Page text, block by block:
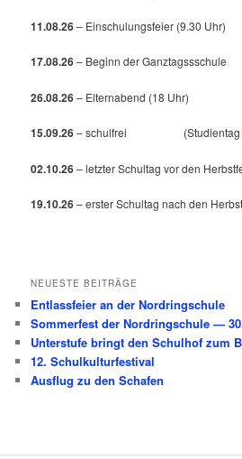
11.08.26– Einschulungsfeier (9.30 Uhr)
17.08.26– Beginn der Ganztagssschule
26.08.26– Elternabend (18 Uhr)
15.09.26– schulfrei (Studientag
02.10.26– letzter Schultag vor den
19.10.26– erster Schultag nach den
NEUESTE BEITRÄGE
Entlassfeier an der Nordringschule
Sommerfest der Nordringschule —
Unterstufe bringt den Schulhof zum
12. Schulkulturfestival
Ausflug zu den Schafen